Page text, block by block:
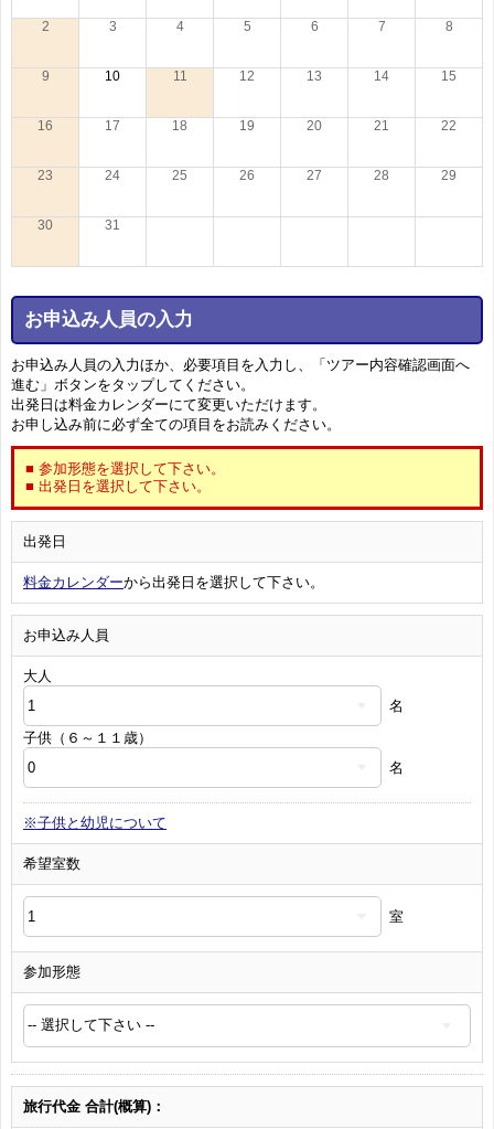
2 3 4 5 6 7 8
9 10 11 12 13 14 15
16 17 18 19 20 21 22
23 24 25 26 27 28 29
30 31
お申込み人員の入力
お申込み人員の入力ほか、必要項目を入力し、「ツアー内容確認画面へ
進む」ボタンをタップしてください。
出発日は料金カレンダーにて変更いただけます。
お申し込み前に必ず全ての項目をお読みください。
■ 参加形態を選択して下さい。
■ 出発日を選択して下さい。
出発日
料金カレンダーから出発日を選択して下さい。
お申込み人員
大人
名
子供（６～１１歳）
名
※子供と幼児について
希望室数
室
参加形態
旅行代金 合計(概算)：